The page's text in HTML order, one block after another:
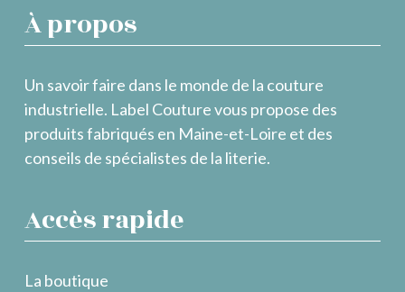
À propos
Un savoir faire dans le monde de la couture
industrielle. Label Couture vous propose des
produits fabriqués en Maine-et-Loire et des
conseils de spécialistes de la literie.
Accès rapide
La boutique